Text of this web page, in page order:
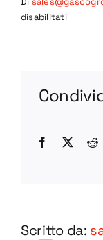
disabilitatisu
Facebook
X
Scritto da: